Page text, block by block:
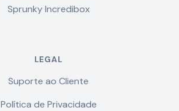
Sprunky Incredibox
LEGAL
Suporte ao Cliente
Política de Privacidade